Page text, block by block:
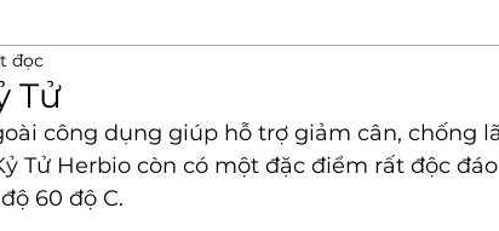
Tử
đọc
công dụng giúp hỗ trợ giảm cân, chống
Tử Herbio còn có một đặc điểm rất độc
60 độ C.